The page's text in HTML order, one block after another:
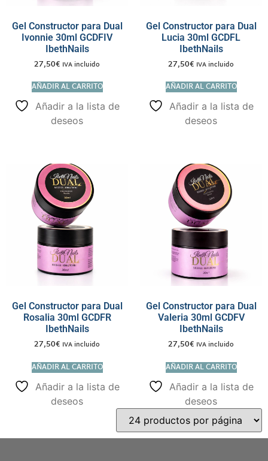
Gel Constructor para Dual
Ivonnie 30ml GCDFIV
IbethNails
27,50€ IVA incluido
AÑADIR AL CARRITO
Añadir a la lista de
deseos
Gel Constructor para Dual
Lucia 30ml GCDFL
IbethNails
27,50€ IVA incluido
AÑADIR AL CARRITO
Añadir a la lista de
deseos
Gel Constructor para Dual
Rosalia 30ml GCDFR
IbethNails
27,50€ IVA incluido
AÑADIR AL CARRITO
Añadir a la lista de
deseos
Gel Constructor para Dual
Valeria 30ml GCDFV
IbethNails
27,50€ IVA incluido
AÑADIR AL CARRITO
Añadir a la lista de
deseos